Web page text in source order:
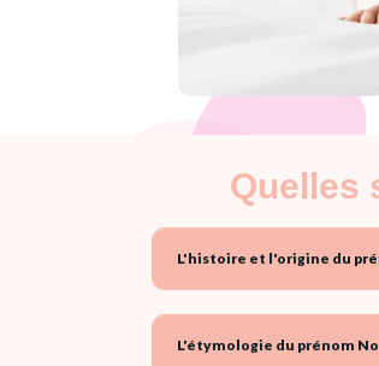
Quelles
L'histoire et l'origine du
L'étymologie du prénom